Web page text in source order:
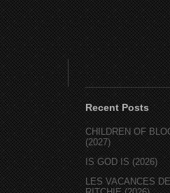
Recent Posts
CHILDREN OF
(2027)
IS GOD IS (2026)
LES VACANCES